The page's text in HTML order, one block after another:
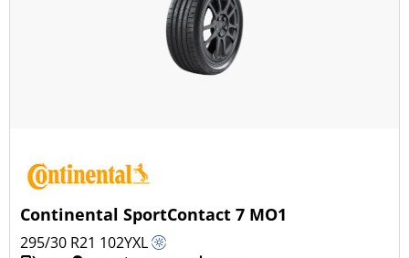
Continental SportContact 7 MO1
295/30 R21 102YXL